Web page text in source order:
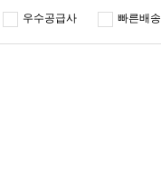
우수공급사 빠른배송